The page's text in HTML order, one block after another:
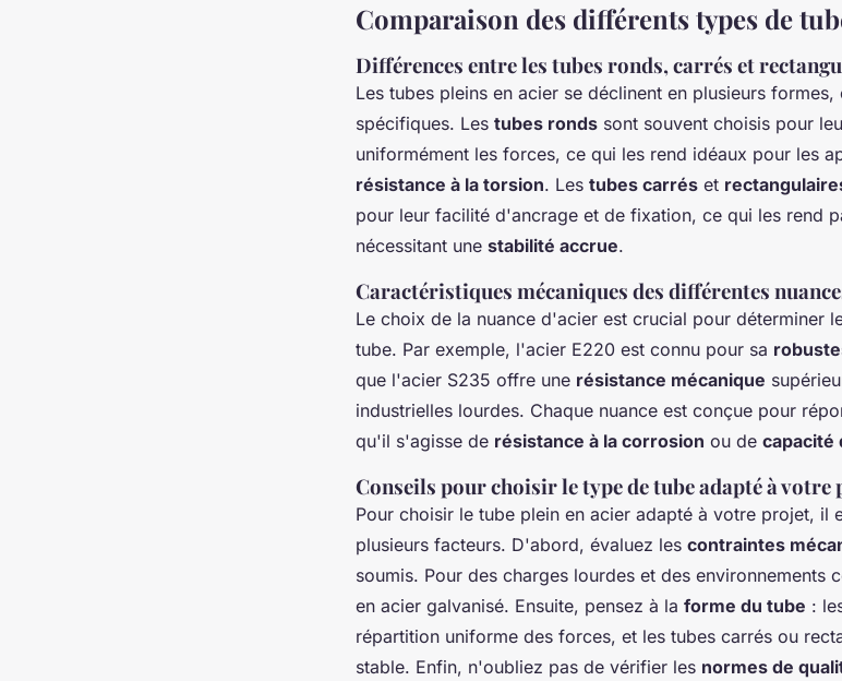
Comparaison des différents types de
Différences entre les tubes ronds, carrés et
Les tubes pleins en acier se déclinent en plusieurs
spécifiques. Les tubes ronds sont souvent choisis pour
uniformément les forces, ce qui les rend idéaux pour les
résistance à la torsion. Les tubes carrés et
pour leur facilité d'ancrage et de fixation, ce qui les rend
nécessitant une stabilité accrue.
Caractéristiques mécaniques des différentes
Le choix de la nuance d'acier est crucial pour déterminer
tube. Par exemple, l'acier E220 est connu pour sa
que l'acier S235 offre une résistance mécanique
industrielles lourdes. Chaque nuance est conçue pour
qu'il s'agisse de résistance à la corrosion ou de capacité
Conseils pour choisir le type de tube adapté à votre
Pour choisir le tube plein en acier adapté à votre projet, il
plusieurs facteurs. D'abord, évaluez les contraintes
soumis. Pour des charges lourdes et des environnements
en acier galvanisé. Ensuite, pensez à la forme du tube :
répartition uniforme des forces, et les tubes carrés ou
stable. Enfin, n'oubliez pas de vérifier les normes de